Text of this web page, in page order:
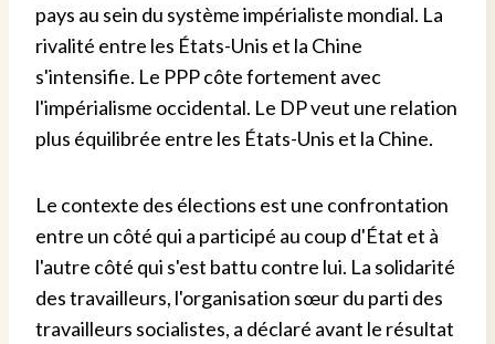
pays au sein du système impérialiste mondial. La
rivalité entre les États-Unis et la Chine
s'intensifie. Le PPP côte fortement avec
l'impérialisme occidental. Le DP veut une relation
plus équilibrée entre les États-Unis et la Chine.
Le contexte des élections est une confrontation
entre un côté qui a participé au coup d'État et à
l'autre côté qui s'est battu contre lui. La solidarité
des travailleurs, l'organisation sœur du parti des
travailleurs socialistes, a déclaré avant le résultat